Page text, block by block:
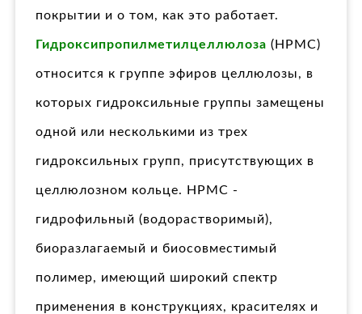
покрытии и о том, как это работает.
Гидроксипропилметилцеллюлоза (HPMC)
относится к группе эфиров целлюлозы, в
которых гидроксильные группы замещены
одной или несколькими из трех
гидроксильных групп, присутствующих в
целлюлозном кольце. HPMC -
гидрофильный (водорастворимый),
биоразлагаемый и биосовместимый
полимер, имеющий широкий спектр
применения в конструкциях, красителях и